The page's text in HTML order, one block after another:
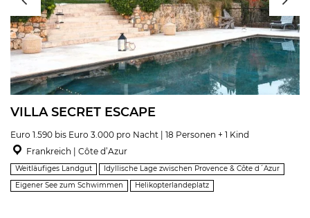
VILLA SECRET ESCAPE
Euro 1.590 bis Euro 3.000 pro Nacht | 18 Personen + 1 Kind
Frankreich | Côte d’Azur
Weitläufiges Landgut
Idyllische Lage zwischen Provence & Côte d´Azur
Eigener See zum Schwimmen
Helikopterlandeplatz